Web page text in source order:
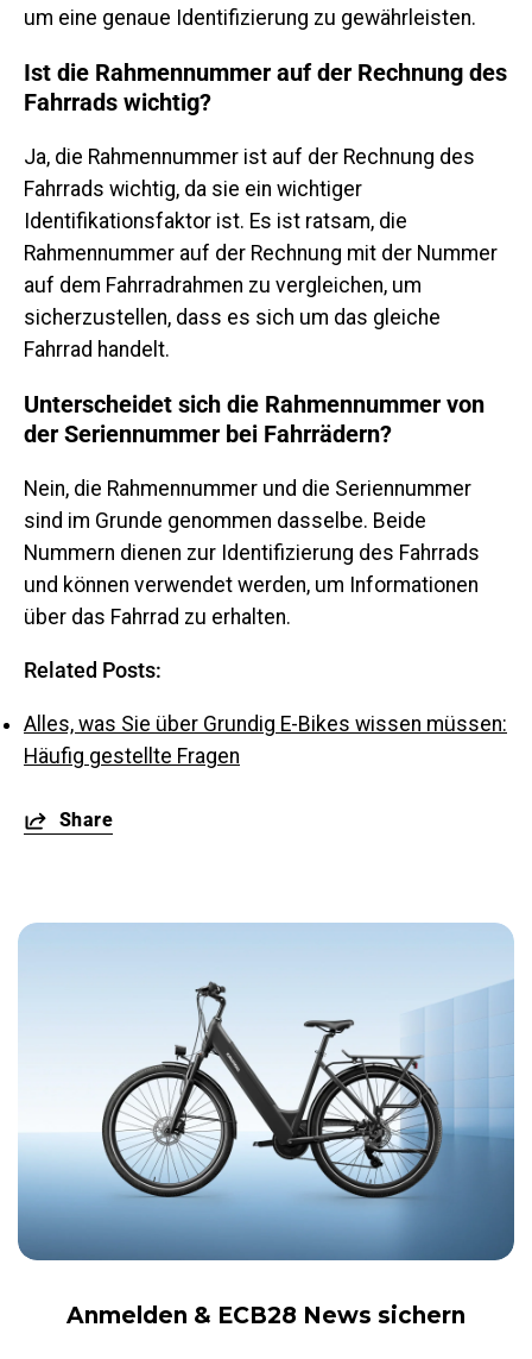
um eine genaue Identifizierung zu gewährleisten.
Ist die Rahmennummer auf der Rechnung des
Fahrrads wichtig?
Ja, die Rahmennummer ist auf der Rechnung des
Fahrrads wichtig, da sie ein wichtiger
Identifikationsfaktor ist. Es ist ratsam, die
Rahmennummer auf der Rechnung mit der Nummer
auf dem Fahrradrahmen zu vergleichen, um
sicherzustellen, dass es sich um das gleiche
Fahrrad handelt.
Unterscheidet sich die Rahmennummer von
der Seriennummer bei Fahrrädern?
Nein, die Rahmennummer und die Seriennummer
sind im Grunde genommen dasselbe. Beide
Nummern dienen zur Identifizierung des Fahrrads
und können verwendet werden, um Informationen
über das Fahrrad zu erhalten.
Related Posts:
Alles, was Sie über Grundig E-Bikes wissen müssen:
Häufig gestellte Fragen
Share
Anmelden & ECB28 News sichern